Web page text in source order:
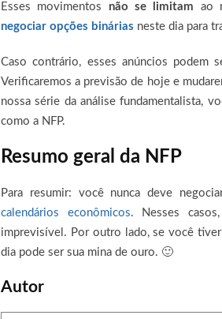
Esses movimentos não se limitam ao
negociar opções binárias neste dia para
Caso contrário, esses anúncios podem
Verificaremos a previsão de hoje e
nossa série da análise fundamentalista,
como a NFP.
Resumo geral da NFP
Para resumir: você nunca deve
calendários econômicos. Nesses
imprevisível. Por outro lado, se você
dia pode ser sua mina de ouro. 🙂
Autor